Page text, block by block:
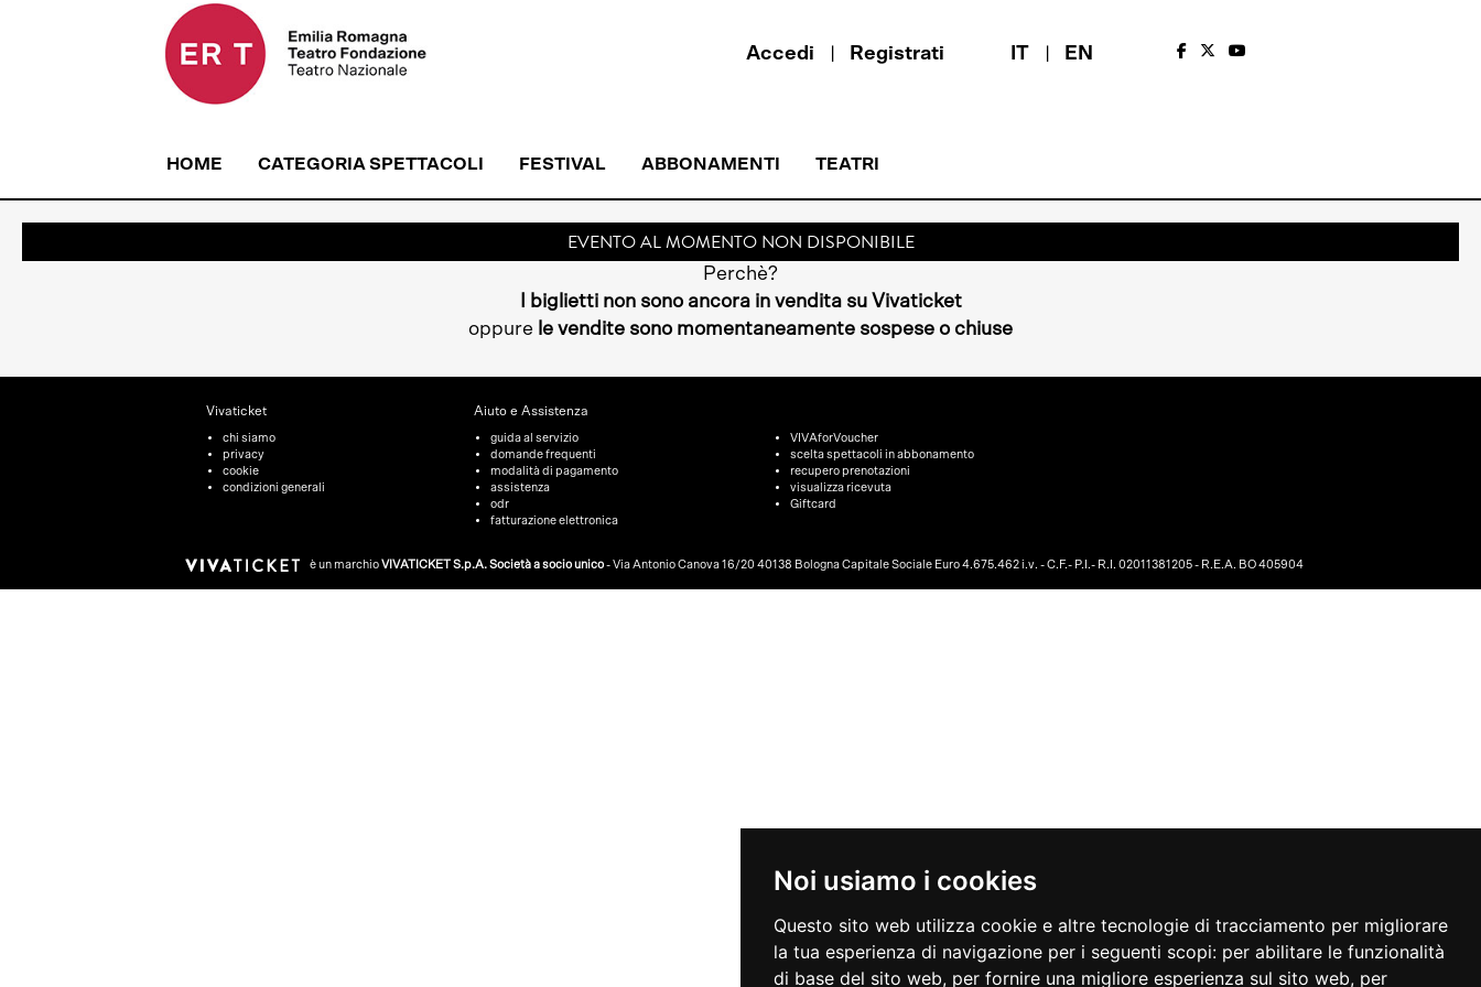
Noi usiamo i cookies
Questo sito web utilizza cookie e altre tecnologie di tracciamento per migliorare
la tua esperienza di navigazione per i seguenti scopi: per abilitare le funzionalità
di base del sito web, per fornire una migliore esperienza sul sito web, per
Accedi Registrati IT EN
HOME CATEGORIA SPETTACOLI FESTIVAL ABBONAMENTI TEATRI
EVENTO AL MOMENTO NON DISPONIBILE
Perchè?
I biglietti non sono ancora in vendita su Vivaticket
oppure le vendite sono momentaneamente sospese o chiuse
Vivaticket
chi siamo
privacy
cookie
condizioni generali
Aiuto e Assistenza
guida al servizio
domande frequenti
modalità di pagamento
assistenza
odr
fatturazione elettronica
VIVAforVoucher
scelta spettacoli in abbonamento
recupero prenotazioni
visualizza ricevuta
Giftcard
è un marchioVIVATICKET S.p.A. Società a socio unico- Via Antonio Canova 16/20 40138 Bologna Capitale Sociale Euro 4.675.462 i.v. - C.F.- P.I.- R.I. 02011381205 - R.E.A. BO 405904